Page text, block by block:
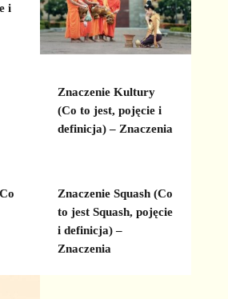
i
Znaczenie Kultury
(Co to jest, pojęcie i
definicja) – Znaczenia
Znaczenie Squash (Co
to jest Squash, pojęcie
i definicja) –
Znaczenia